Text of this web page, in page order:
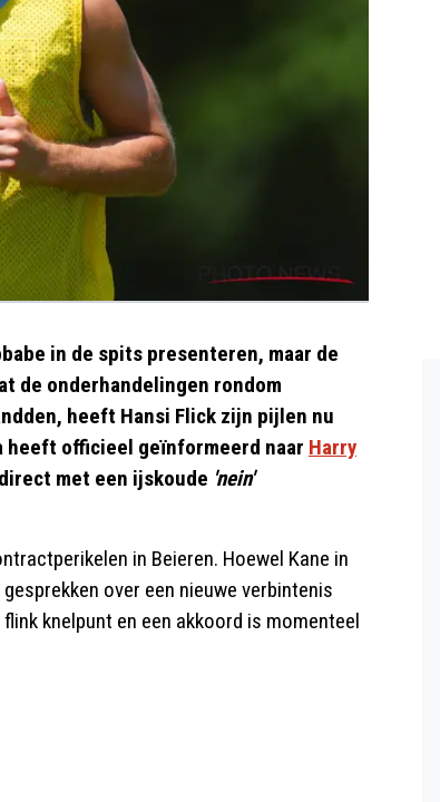
in de spits presenteren, maar de
de onderhandelingen rondom
heeft Hansi Flick zijn pijlen nu
heeft officieel geïnformeerd naar Harry
direct met een ijskoude 'nein'
in Beieren. Hoewel Kane in
over een nieuwe verbintenis
knelpunt en een akkoord is momenteel